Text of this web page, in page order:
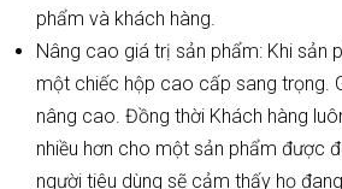
phẩm và khách hàng.
Nâng cao giá trị sản phẩm: Khi sản
một chiếc hộp cao cấp sang trọng.
nâng cao. Đồng thời Khách hàng
nhiều hơn cho một sản phẩm được
người tiêu dùng sẽ cảm thấy họ